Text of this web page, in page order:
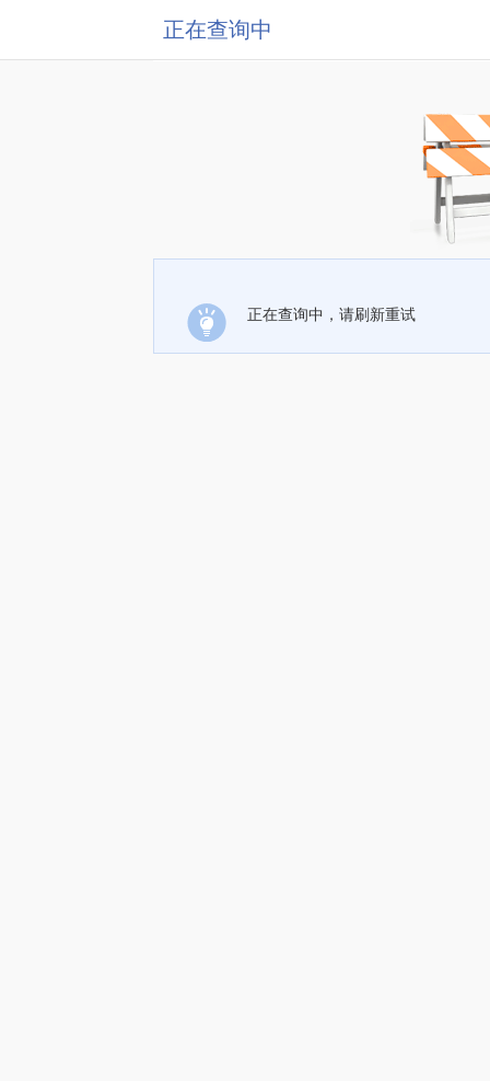
正在查询中
正在查询中，请刷新重试